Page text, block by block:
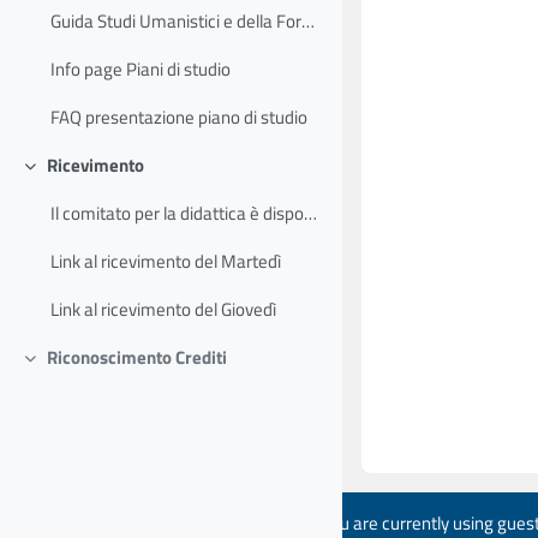
Guida Studi Umanistici e della Formazione
Info page Piani di studio
FAQ presentazione piano di studio
Collapse
Ricevimento
Il comitato per la didattica è disponibile ad inco...
Link al ricevimento del Martedì
Link al ricevimento del Giovedì
Collapse
Riconoscimento Crediti
You are currently using